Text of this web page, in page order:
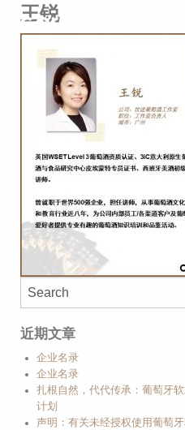
王锐
近期文章
企业名录
企业名录
扎根自然，代代传承：葡萄牙
计划
声明：有关未经授权使用葡萄